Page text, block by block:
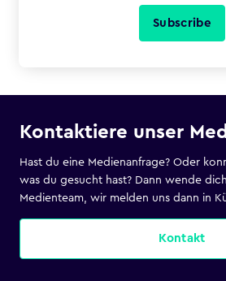
Subscribe
Kontaktiere unser
Hast du eine Medienanfrage? Oder
was du gesucht hast? Dann wende
Medienteam, wir melden uns dann in
Kontakt